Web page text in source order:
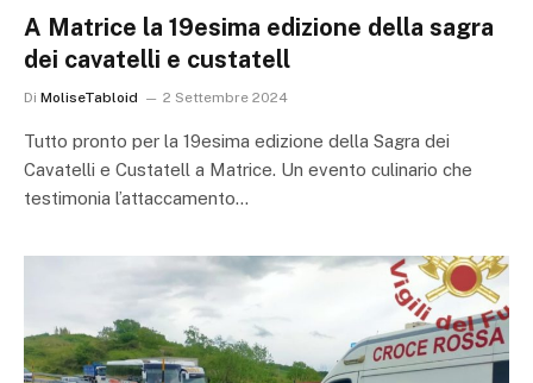
A Matrice la 19esima edizione della sagra
dei cavatelli e custatell
Di MoliseTabloid 2 Settembre 2024
Tutto pronto per la 19esima edizione della Sagra dei
Cavatelli e Custatell a Matrice. Un evento culinario che
testimonia l’attaccamento…